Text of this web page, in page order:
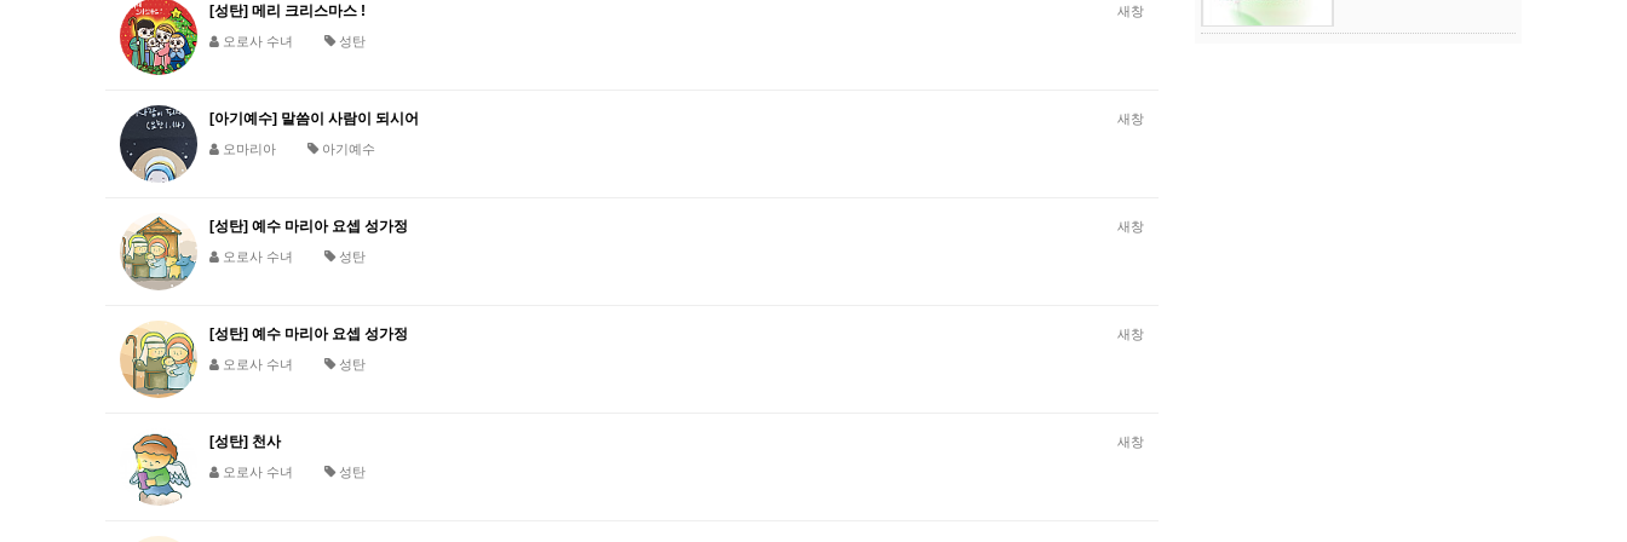
새창
[성탄] 메리 크리스마스 !
오로사 수녀 성탄
새창
[아기예수] 말씀이 사람이 되시어
오마리아 아기예수
새창
[성탄] 예수 마리아 요셉 성가정
오로사 수녀 성탄
새창
[성탄] 예수 마리아 요셉 성가정
오로사 수녀 성탄
새창
[성탄] 천사
오로사 수녀 성탄